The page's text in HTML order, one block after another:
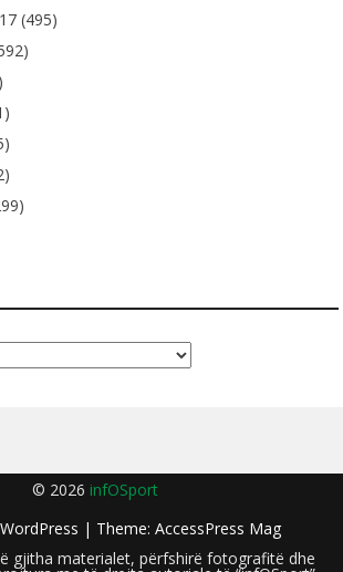
(495)
© 2026 infOSport
WordPress | Theme: AccessPress Mag
gjitha materialet, përfshirë fotografitë dhe